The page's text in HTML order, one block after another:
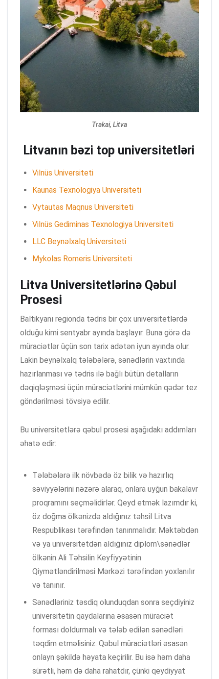
Trakai, Litva
Litvanın bəzi top universitetləri
Vilnüs Universiteti
Kaunas Texnologiya Universiteti
Vytautas Maqnus Universiteti
Vilnüs Gediminas Texnologiya Universiteti
LLC Beynəlxalq Universiteti
Mykolas Romeris Universiteti
Litva Universitetlərinə Qəbul
Prosesi
Baltikyanı regionda tədris bir çox universitetlərdə
olduğu kimi sentyabr ayında başlayır. Buna görə də
müraciətlər üçün son tarix adətən iyun ayında olur.
Lakin beynəlxalq tələbələrə, sənədlərin vaxtında
hazırlanması və tədris ilə bağlı bütün detalların
dəqiqləşməsi üçün müraciətlərini mümkün qədər tez
göndərilməsi tövsiyə edilir.
Bu universitetlərə qəbul prosesi aşağıdakı addımları
əhatə edir:
Tələbələrə ilk növbədə öz bilik və hazırlıq
səviyyələrini nəzərə alaraq, onlara uyğun bakalavr
proqramını seçməlidirlər. Qeyd etmək lazımdır ki,
öz doğma ölkənizdə aldığınız təhsil Litva
Respublikası tərəfindən tanınmalıdır. Məktəbdən
və ya universitetdən aldığınız diplom\sənədlər
ölkənin Ali Təhsilin Keyfiyyətinin
Qiymətləndirilməsi Mərkəzi tərəfindən yoxlanılır
və tanınır.
Sənədləriniz təsdiq olunduqdan sonra seçdiyiniz
universitetin qaydalarına əsasən müraciət
forması doldurmalı və tələb edilən sənədləri
təqdim etməlisiniz. Qəbul müraciətləri əsasən
onlayn şəkildə həyata keçirilir. Bu isə həm daha
sürətli, həm də daha rahatdır, çünki qeydiyyat